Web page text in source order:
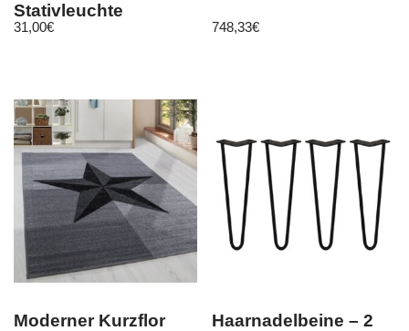
Stativleuchte
dreibeinig
31,00€ 748,33€
Moderner Kurzflor
Haarnadelbeine – 2